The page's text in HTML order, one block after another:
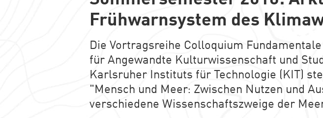
Frühwarnsystem des
Die Vortragsreihe Colloquium
für Angewandte Kulturwissenschaft und
Karlsruher Instituts für Technologie (KIT)
"Mensch und Meer: Zwischen Nutzen und
verschiedene Wissenschaftszweige der